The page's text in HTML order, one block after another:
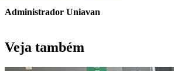
Administrador Uniavan
Veja também